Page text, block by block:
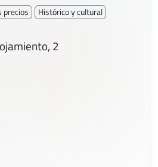
precios Histórico y cultural
2